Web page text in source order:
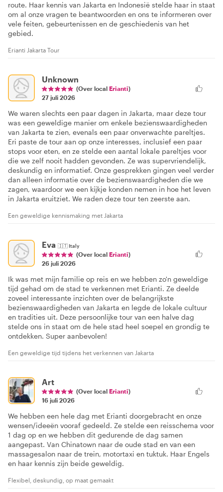
route. Haar kennis van Jakarta en Indonesië stelde haar in staat
om al onze vragen te beantwoorden en ons te informeren over
vele feiten, gebeurtenissen en de geschiedenis van het
gebied.
Erianti Jakarta Tour
Unknown
(Over local Erianti)
27 juli 2026
We waren slechts een paar dagen in Jakarta, maar deze tour
was een geweldige manier om enkele bezienswaardigheden
van Jakarta te zien, evenals een paar onverwachte pareltjes.
Eri paste de tour aan op onze interesses, inclusief een paar
stops voor eten, en ze stelde een aantal lokale pareltjes voor
die we zelf nooit hadden gevonden. Ze was supervriendelijk,
deskundig en informatief. Onze gesprekken gingen veel verder
dan alleen informatie over de bezienswaardigheden die we
zagen, waardoor we een kijkje konden nemen in hoe het leven
in Jakarta eruitziet. We raden deze tour ten zeerste aan.
Een geweldige kennismaking met Jakarta
Eva 🇮🇹Italy
(Over local Erianti)
26 juli 2026
Ik was met mijn familie op reis en we hebben zo'n geweldige
tijd gehad om de stad te verkennen met Erianti. Ze deelde
zoveel interessante inzichten over de belangrijkste
bezienswaardigheden van Jakarta en legde de lokale cultuur
en tradities uit. Deze persoonlijke tour van een halve dag
stelde ons in staat om de hele stad heel soepel en grondig te
ontdekken. Super aanbevolen!
Een geweldige tijd tijdens het verkennen van Jakarta
Art
(Over local Erianti)
16 juli 2026
We hebben een hele dag met Erianti doorgebracht en onze
wensen/ideeën vooraf gedeeld. Ze stelde een reisschema voor
1 dag op en we hebben dit gedurende de dag samen
aangepast. Van Chinatown naar de oude stad en van een
massagesalon naar de trein, motortaxi en tuktuk. Haar Engels
en haar kennis zijn beide geweldig.
Flexibel, deskundig, op maat gemaakt